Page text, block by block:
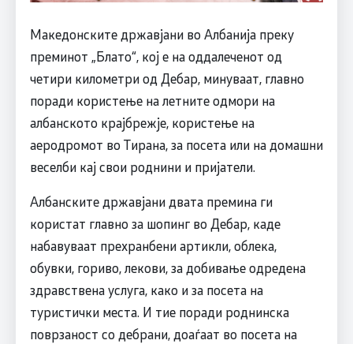
Македонските државјани во Албанија преку
преминот „Блато“, кој е на оддалеченот од
четири километри од Дебар, минуваат, главно
поради користење на летните одмори на
албанското крајбрежје, користење на
аеродромот во Тирана, за посета или на домашни
веселби кај свои роднини и пријатели.
Албанските државјани двата премина ги
користат главно за шопинг во Дебар, каде
набавуваат прехранбени артикли, облека,
обувки, гориво, лекови, за добивање одредена
здравствена услуга, како и за посета на
туристички места. И тие поради роднинска
поврзаност со дебрани, доаѓаат во посета на